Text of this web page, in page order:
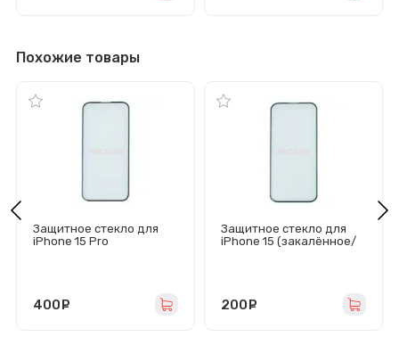
Похожие товары
Защитное стекло для
iPhone 15 Pro
400
Защитное стекло для
iPhone 15 (закалённое/
200